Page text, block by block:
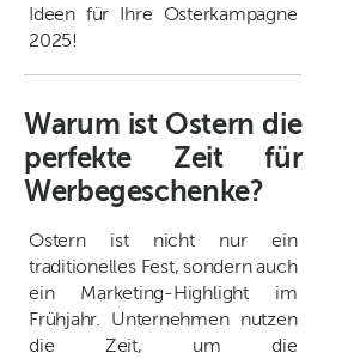
Ideen für Ihre Osterkampagne
2025!
Warum ist Ostern die
perfekte Zeit für
Werbegeschenke?
Ostern ist nicht nur ein
traditionelles Fest, sondern auch
ein Marketing-Highlight im
Frühjahr. Unternehmen nutzen
die Zeit, um die